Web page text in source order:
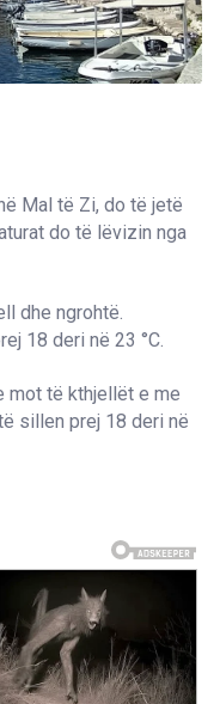
Mal të Zi, do të jetë
do të lëvizin nga
dhe ngrohtë.
18 deri në 23 °C.
mot të kthjellët e me
sillen prej 18 deri në